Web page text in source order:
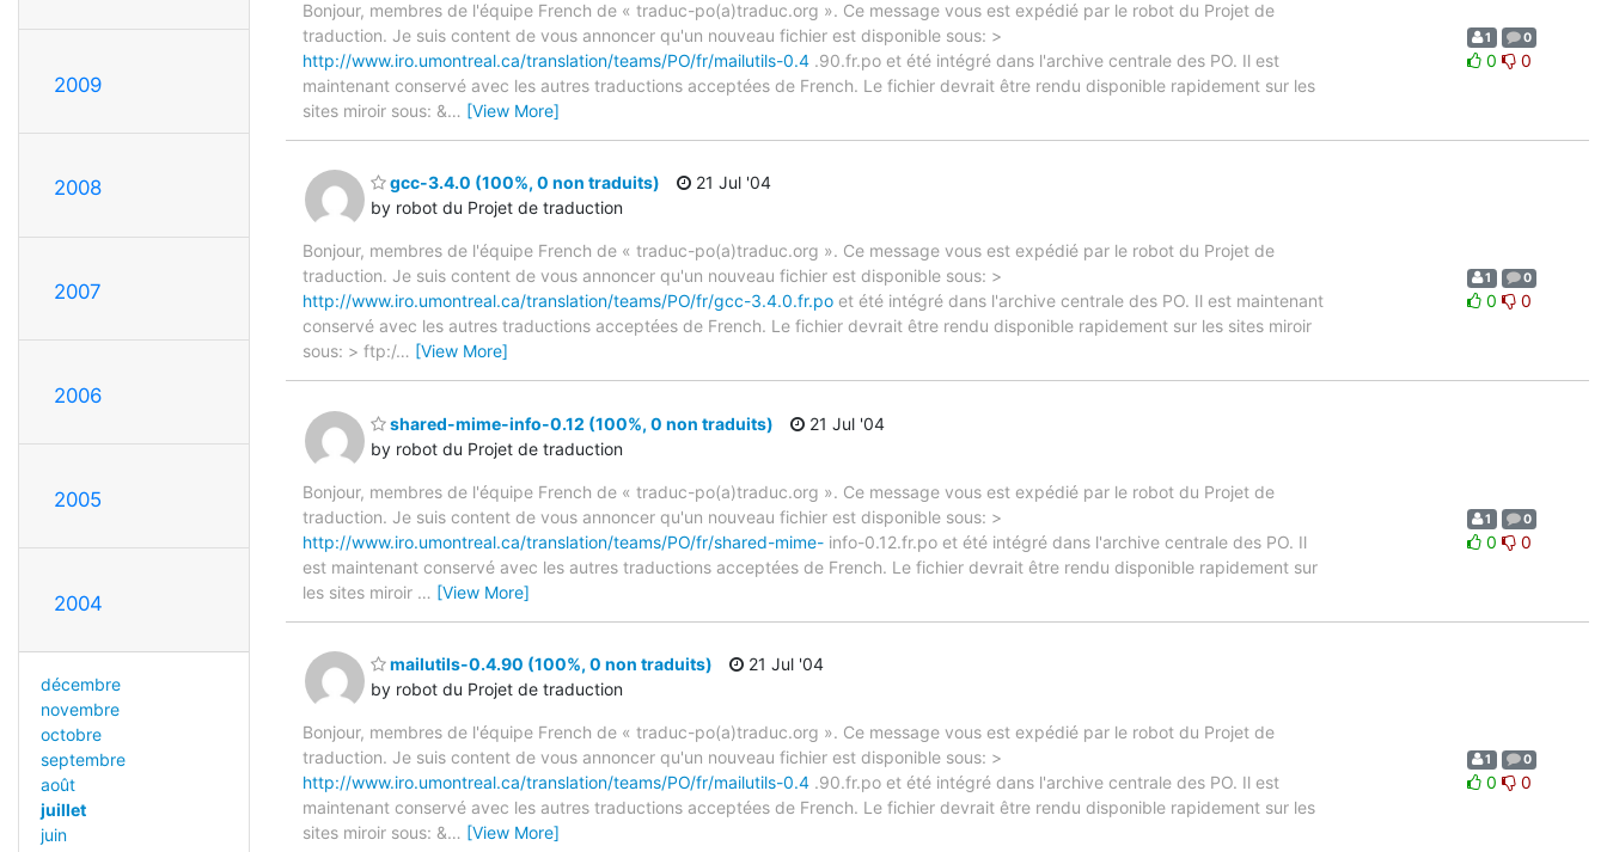
2009
2008
2007
2006
2005
2004
décembre
novembre
octobre
septembre
août
juillet
juin
Bonjour, membres de l'équipe French de « traduc-po(a)traduc.org ». Ce message vous est expédié par le robot du Projet de
traduction. Je suis content de vous annoncer qu'un nouveau fichier est disponible sous: >
http://www.iro.umontreal.ca/translation/teams/PO/fr/mailutils-0.4 .90.fr.po et été intégré dans l'archive centrale des PO. Il est
maintenant conservé avec les autres traductions acceptées de French. Le fichier devrait être rendu disponible rapidement sur les
sites miroir sous: &… [View More]
1 0
0 0
gcc-3.4.0 (100%, 0 non traduits)
by robot du Projet de traduction
21 Jul '04
Bonjour, membres de l'équipe French de « traduc-po(a)traduc.org ». Ce message vous est expédié par le robot du Projet de
traduction. Je suis content de vous annoncer qu'un nouveau fichier est disponible sous: >
http://www.iro.umontreal.ca/translation/teams/PO/fr/gcc-3.4.0.fr.po et été intégré dans l'archive centrale des PO. Il est maintenant
conservé avec les autres traductions acceptées de French. Le fichier devrait être rendu disponible rapidement sur les sites miroir
sous: > ftp:/… [View More]
1 0
0 0
shared-mime-info-0.12 (100%, 0 non traduits)
by robot du Projet de traduction
21 Jul '04
Bonjour, membres de l'équipe French de « traduc-po(a)traduc.org ». Ce message vous est expédié par le robot du Projet de
traduction. Je suis content de vous annoncer qu'un nouveau fichier est disponible sous: >
http://www.iro.umontreal.ca/translation/teams/PO/fr/shared-mime- info-0.12.fr.po et été intégré dans l'archive centrale des PO. Il
est maintenant conservé avec les autres traductions acceptées de French. Le fichier devrait être rendu disponible rapidement sur
les sites miroir … [View More]
1 0
0 0
mailutils-0.4.90 (100%, 0 non traduits)
by robot du Projet de traduction
21 Jul '04
Bonjour, membres de l'équipe French de « traduc-po(a)traduc.org ». Ce message vous est expédié par le robot du Projet de
traduction. Je suis content de vous annoncer qu'un nouveau fichier est disponible sous: >
http://www.iro.umontreal.ca/translation/teams/PO/fr/mailutils-0.4 .90.fr.po et été intégré dans l'archive centrale des PO. Il est
maintenant conservé avec les autres traductions acceptées de French. Le fichier devrait être rendu disponible rapidement sur les
sites miroir sous: &… [View More]
1 0
0 0